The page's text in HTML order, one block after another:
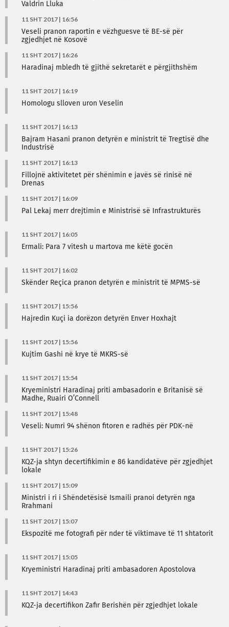
Valdrin Lluka
11 SHT 2017 | 16:56
Veseli pranon raportin e vëzhguesve të BE-së për
zgjedhjet në Kosovë
11 SHT 2017 | 16:26
Haradinaj mbledh të gjithë sekretarët e përgjithshëm
11 SHT 2017 | 16:19
Homologu slloven uron Veselin
11 SHT 2017 | 16:13
Bajram Hasani pranon detyrën e ministrit të Tregtisë dhe
Industrisë
11 SHT 2017 | 16:13
Fillojnë aktivitetet për shënimin e javës së rinisë në
Drenas
11 SHT 2017 | 16:09
Pal Lekaj merr drejtimin e Ministrisë së Infrastrukturës
11 SHT 2017 | 16:05
Ermali: Para 7 vitesh u martova me këtë gocën
11 SHT 2017 | 16:02
Skënder Reçica pranon detyrën e ministrit të MPMS-së
11 SHT 2017 | 15:56
Hajredin Kuçi ia dorëzon detyrën Enver Hoxhajt
11 SHT 2017 | 15:56
Kujtim Gashi në krye të MKRS-së
11 SHT 2017 | 15:54
Kryeministri Haradinaj priti ambasadorin e Britanisë së
Madhe, Ruairi O’Connell
11 SHT 2017 | 15:48
Veseli: Numri 94 shënon fitoren e radhës për PDK-në
11 SHT 2017 | 15:26
KQZ-ja shtyn decertifikimin e 86 kandidatëve për zgjedhjet
lokale
11 SHT 2017 | 15:09
Ministri i ri i Shëndetësisë Ismaili pranoi detyrën nga
Rrahmani
11 SHT 2017 | 15:07
Ekspozitë me fotografi për nder të viktimave të 11 shtatorit
11 SHT 2017 | 15:05
Kryeministri Haradinaj priti ambasadoren Apostolova
11 SHT 2017 | 14:43
KQZ-ja decertifikon Zafir Berishën për zgjedhjet lokale